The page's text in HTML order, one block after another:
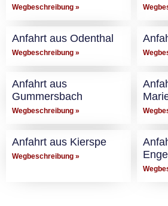
Wegbeschreibung »
Anfahrt aus Odenthal
Wegbeschreibung »
Anfahrt aus
Gummersbach
Wegbeschreibung »
Anfahrt aus Kierspe
Wegbeschreibung »